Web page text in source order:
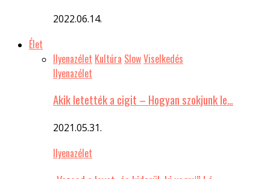
2022.06.14.
Élet
Ilyenazélet Kultúra SlowViselkedés
Ilyenazélet
Akik letették a cigit – Hogyan szokjunk le…
2021.05.31.
Ilyenazélet